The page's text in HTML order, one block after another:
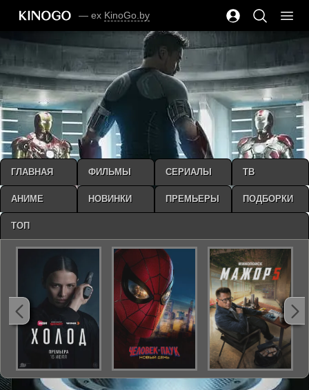
— ex KinoGo.by
ГЛАВНАЯ ФИЛЬМЫ СЕРИАЛЫ ТВ
АНИМЕ НОВИНКИ ПРЕМЬЕРЫ ПОДБОРКИ
ТОП